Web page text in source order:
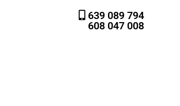
639 089 794
608 047 008